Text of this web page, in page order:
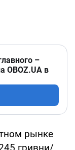
–
OBOZ.UA в
рынке
гривни/